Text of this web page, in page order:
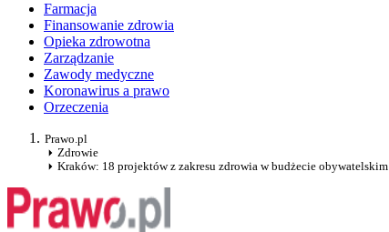
Farmacja
Finansowanie zdrowia
Opieka zdrowotna
Zarządzanie
Zawody medyczne
Koronawirus a prawo
Orzeczenia
Prawo.pl
Zdrowie
Kraków: 18 projektów z zakresu zdrowia w budżecie obywatelskim